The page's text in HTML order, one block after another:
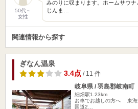
50代～
女性
みのりに収まります。ホームサウ
じんま…
関連情報から探す
ぎなん温泉
3.4点/ 11 件
岐阜県 / 羽島郡岐南町
細畑駅1.23km
お車でお越しの方へ 東
国道2…